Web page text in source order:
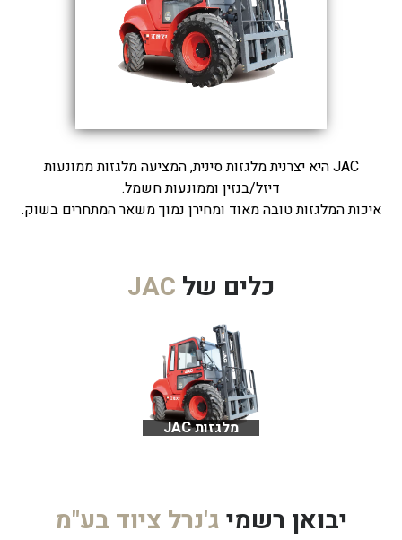
JAC היא יצרנית מלגזות סינית, המציעה מלגזות ממונעות
דיזל/בנזין וממונעות חשמל.
איכות המלגזות טובה מאוד ומחירן נמוך משאר המתחרים בשוק.
כלים של JAC
מלגזות JAC
יבואן רשמיג'נרל ציוד בע"מ